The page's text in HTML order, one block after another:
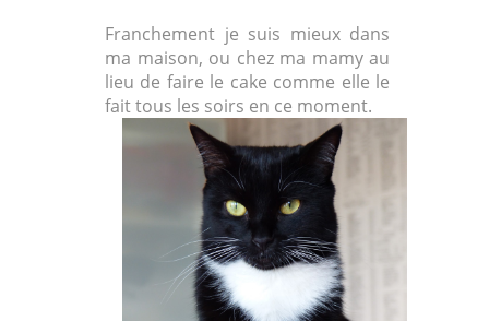
Franchement je suis mieux dans
ma maison, ou chez ma mamy au
lieu de faire le cake comme elle le
fait tous les soirs en ce moment.